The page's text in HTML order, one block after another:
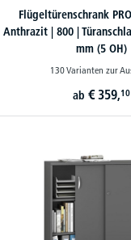
Flügeltürenschrank
Anthrazit | 800 |
mm (5 OH)
130 Varianten zur
ab € 359,10